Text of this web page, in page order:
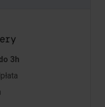
3h